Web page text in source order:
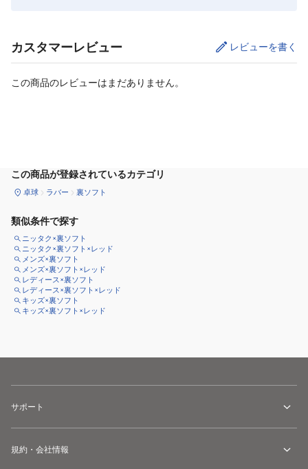
カスタマーレビュー レビューを書く
この商品のレビューはまだありません。
この商品が登録されているカテゴリ
卓球 ラバー 裏ソフト
類似条件で探す
ニッタク×裏ソフト
ニッタク×裏ソフト×レッド
メンズ×裏ソフト
メンズ×裏ソフト×レッド
レディース×裏ソフト
レディース×裏ソフト×レッド
キッズ×裏ソフト
キッズ×裏ソフト×レッド
サポート
規約・会社情報